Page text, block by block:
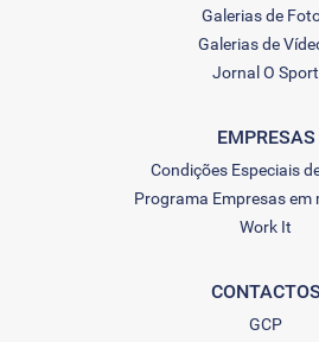
Galerias de
Galerias de
Jornal O Sport
EMPRESAS
Condições Especiais
Programa Empresas em
Work It
CONTACTOS
GCP